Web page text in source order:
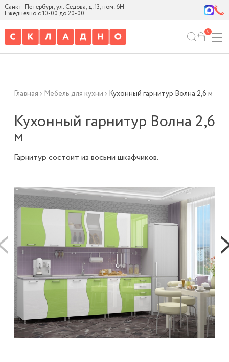
Санкт-Петербург, ул. Седова, д. 13, пом. 6Н
Ежедневно с 10-00 до 20-00
0
Главная › Мебель для кухни › Кухонный гарнитур Волна 2,6 м
Кухонный гарнитур Волна 2,6
м
Гарнитур состоит из восьми шкафчиков.